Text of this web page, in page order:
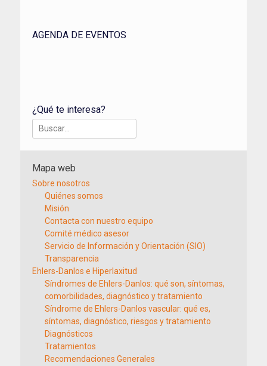
AGENDA DE EVENTOS
¿Qué te interesa?
Buscar:
Mapa web
Sobre nosotros
Quiénes somos
Misión
Contacta con nuestro equipo
Comité médico asesor
Servicio de Información y Orientación (SIO)
Transparencia
Ehlers-Danlos e Hiperlaxitud
Síndromes de Ehlers-Danlos: qué son, síntomas,
comorbilidades, diagnóstico y tratamiento
Síndrome de Ehlers-Danlos vascular: qué es,
síntomas, diagnóstico, riesgos y tratamiento
Diagnósticos
Tratamientos
Recomendaciones Generales